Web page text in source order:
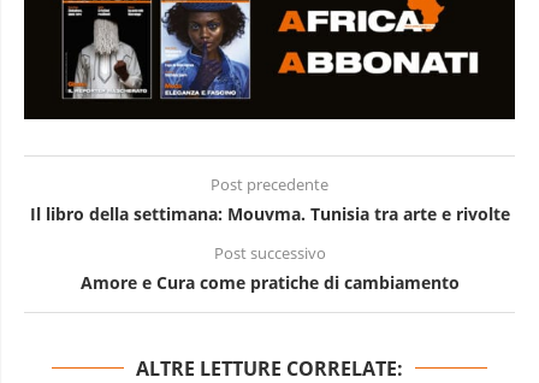
Post precedente
Il libro della settimana: Mouvma. Tunisia tra arte e rivolte
Post successivo
Amore e Cura come pratiche di cambiamento
ALTRE LETTURE CORRELATE: